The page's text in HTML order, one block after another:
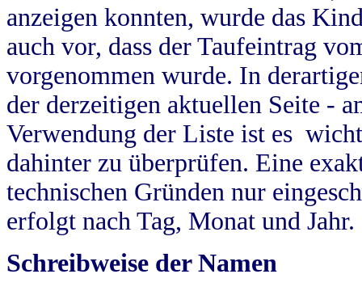
anzeigen konnten, wurde das
auch vor, dass der Taufeintrag
vorgenommen wurde. In
der derzeitigen aktuellen Seite -
Verwendung der Liste ist es
dahinter zu überprüfen. Eine
technischen Gründen nur
erfolgt nach Tag, Monat und Jahr.
Schreibweise der Namen